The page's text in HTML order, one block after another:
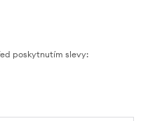
poskytnutím slevy: